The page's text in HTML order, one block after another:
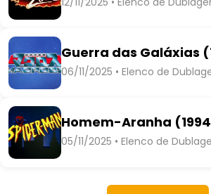
Guerra das Galáxias
06/11/2025 • Elenco de
Homem-Aranha
05/11/2025 • Elenco de